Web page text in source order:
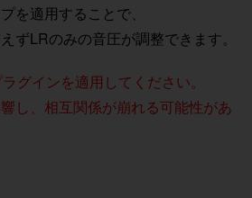
を適用することで、
ずLRのみの音圧が調整できます。
グインを適用してください。
し、相互関係が崩れる可能性があ